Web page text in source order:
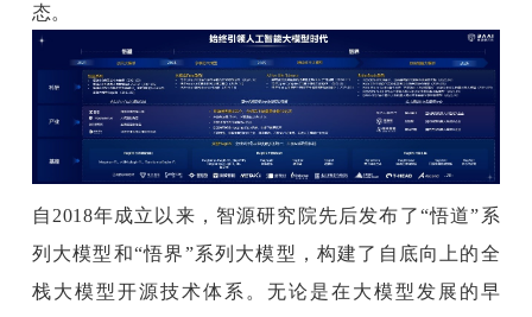
态。
自2018年成立以来，智源研究院先后发布了“悟道”系
列大模型和“悟界”系列大模型，构建了自底向上的全
栈大模型开源技术体系。无论是在大模型发展的早